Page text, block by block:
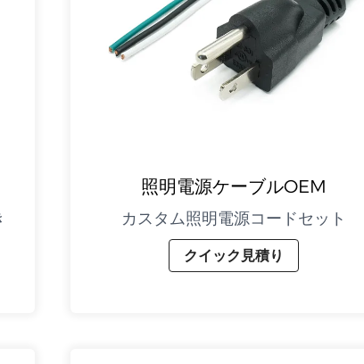
照明電源ケーブルOEM
カスタム照明電源コードセット
クイック見積り